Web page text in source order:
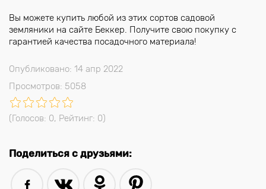
Вы можете купить любой из этих сортов садовой
земляники на сайте Беккер. Получите свою покупку с
гарантией качества посадочного материала!
Опубликовано: 14 апр 2022
Просмотров: 5058
(Голосов: 0, Рейтинг: 0)
Поделиться с друзьями: